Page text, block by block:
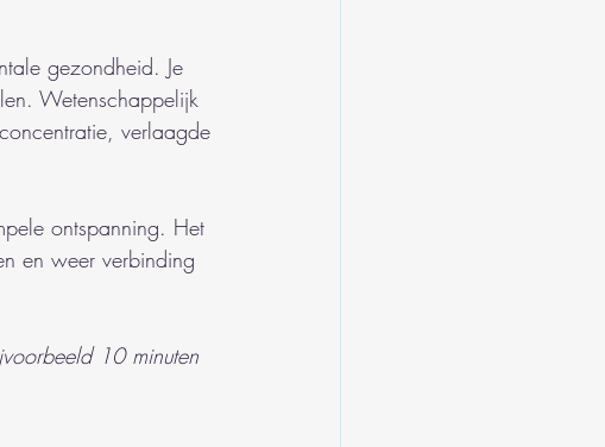
gezondheid. Je
Wetenschappelijk
verlaagde
ontspanning. Het
en weer verbinding
10 minuten